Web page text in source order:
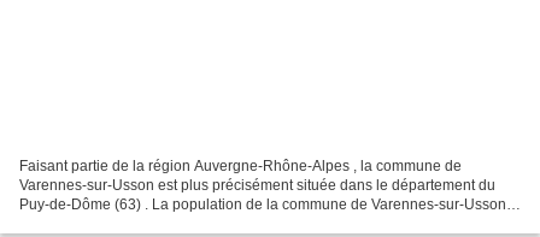
Faisant partie de la région Auvergne-Rhône-Alpes , la commune de
Varennes-sur-Usson est plus précisément située dans le département du
Puy-de-Dôme (63) . La population de la commune de Varennes-sur-Usson